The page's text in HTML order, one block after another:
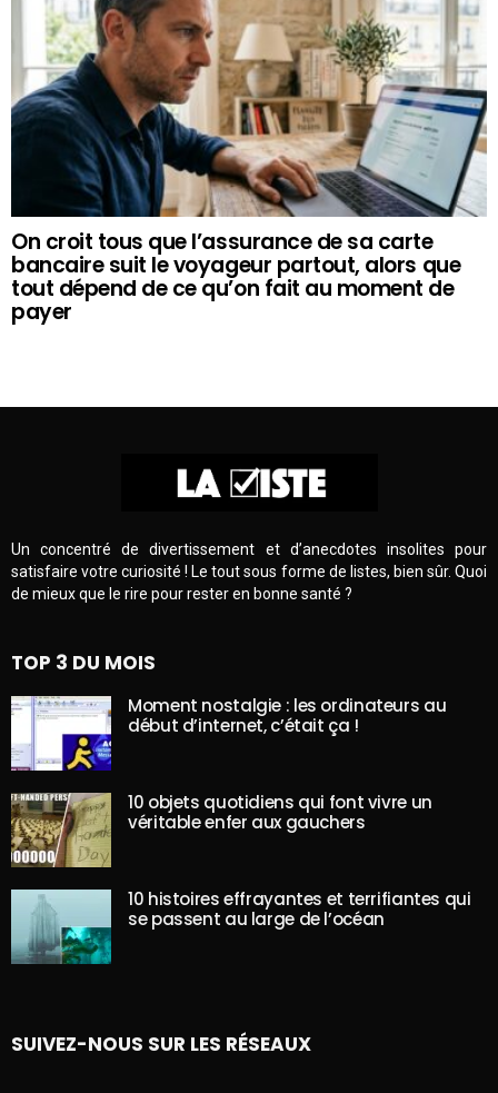
On croit tous que l’assurance de sa carte
bancaire suit le voyageur partout, alors que
tout dépend de ce qu’on fait au moment de
payer
Un concentré de divertissement et d’anecdotes insolites pour
satisfaire votre curiosité ! Le tout sous forme de listes, bien sûr. Quoi
de mieux que le rire pour rester en bonne santé ?
TOP 3 DU MOIS
Moment nostalgie : les ordinateurs au
début d’internet, c’était ça !
10 objets quotidiens qui font vivre un
véritable enfer aux gauchers
10 histoires effrayantes et terrifiantes qui
se passent au large de l’océan
SUIVEZ-NOUS SUR LES RÉSEAUX